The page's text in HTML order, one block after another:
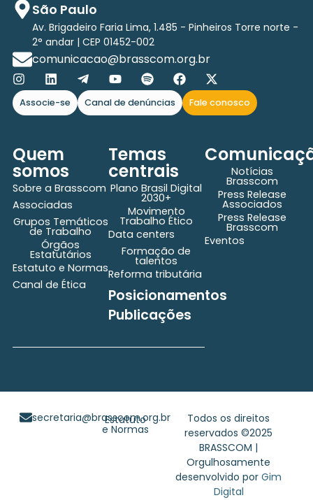
São Paulo
Av. Brigadeiro Faria Lima, 1.485 - Pinheiros Torre norte -
2° andar | CEP 01452-002
comunicacao@brasscom.org.br
Associe-se Canal de denúncias Fale conosco
Quem
somos
Sobre a Brasscom
Associadas
Grupos Temáticos
de Trabalho
Órgãos
Estatutários
Estatuto e Normas
Canal de Ética
Temas
centrais
Plano Brasil Digital
2030+
Movimento
Trabalho Ético
Data centers
Formação de
talentos
Reforma tributária
Posicionamentos
Publicações
Notícias
Brasscom
Press Release
Associados
Press Release
Brasscom
Eventos
Todos os direitos
reservados ©2025
BRASSCOM |
Orgulhosamente
desenvolvido porGim
Digital
secretaria@brasscom.org.br
Estatuto
e Normas